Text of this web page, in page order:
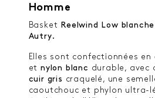
Homme
Basket Reelwind Low blanche
Autry.
Elles sont confectionnées en
et nylon blanc durable, avec
cuir gris craquelé, une
caoutchouc et phylon ultra-